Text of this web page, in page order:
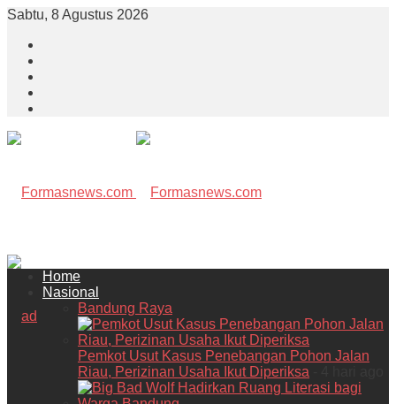
Sabtu, 8 Agustus 2026
Home
Nasional
Bandung Raya
Pemkot Usut Kasus Penebangan Pohon Jalan
Riau, Perizinan Usaha Ikut Diperiksa